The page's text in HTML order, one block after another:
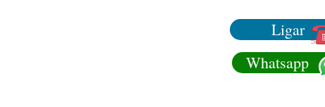
Ligar
Whatsapp